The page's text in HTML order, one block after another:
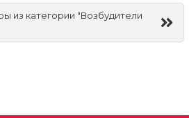
из категории "Возбудители